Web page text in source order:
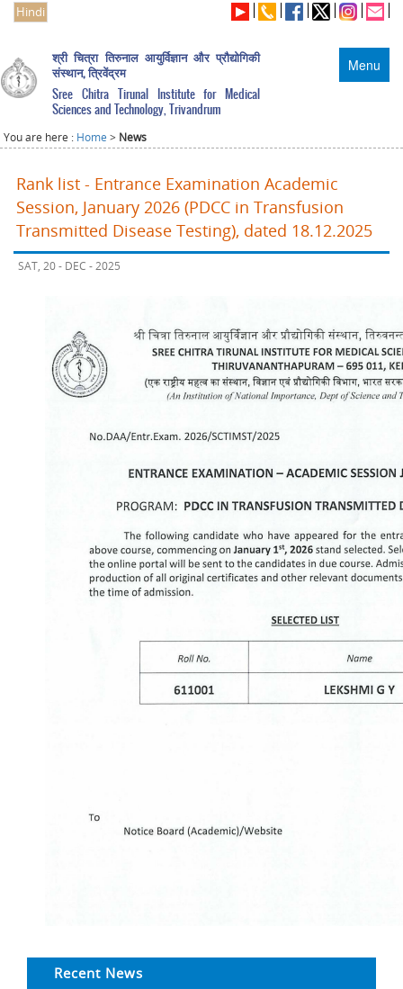
Hindi
Menu
श्री चित्रा तिरुनाल आयुर्विज्ञान और प्रौद्योगिकी
संस्थान, त्रिवेंद्रम
Sree Chitra Tirunal Institute for Medical
Sciences and Technology, Trivandrum
You are here : Home > News
Rank list - Entrance Examination Academic
Session, January 2026 (PDCC in Transfusion
Transmitted Disease Testing), dated 18.12.2025
SAT, 20 - DEC - 2025
Recent News